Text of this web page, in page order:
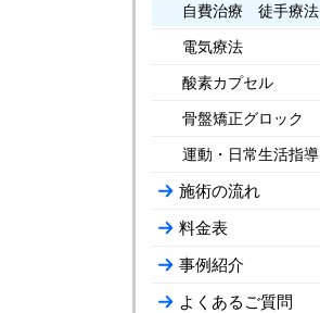
自費治療 徒手療法
電気療法
酸素カプセル
骨盤矯正グロック
運動・日常生活指導
施術の流れ
料金表
事例紹介
よくあるご質問